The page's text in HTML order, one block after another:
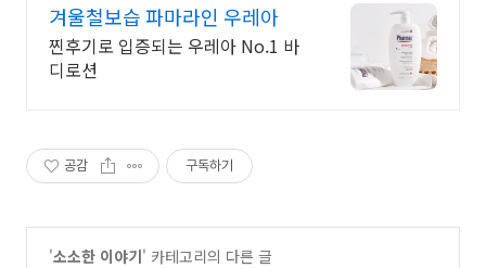
겨울철보습 파마라인 우레아
찐후기로 입증되는 우레아 No.1 바
디로션
공감 구독하기
'소소한 이야기' 카테고리의 다른 글